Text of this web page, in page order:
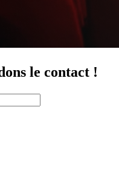
le contact !